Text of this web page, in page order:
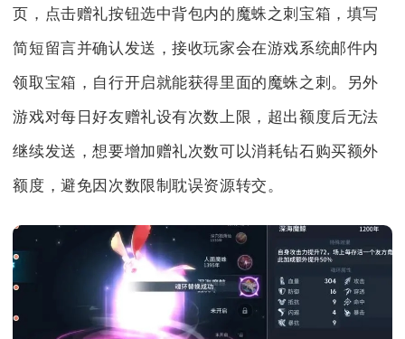
页，点击赠礼按钮选中背包内的魔蛛之刺宝箱，填写
简短留言并确认发送，接收玩家会在游戏系统邮件内
领取宝箱，自行开启就能获得里面的魔蛛之刺。另外
游戏对每日好友赠礼设有次数上限，超出额度后无法
继续发送，想要增加赠礼次数可以消耗钻石购买额外
额度，避免因次数限制耽误资源转交。